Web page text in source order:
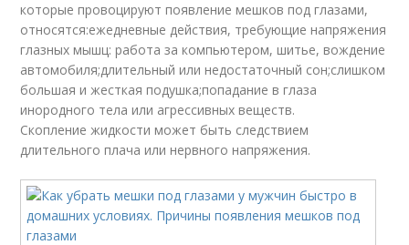
которые провоцируют появление мешков под глазами,
относятся:ежедневные действия, требующие напряжения
глазных мышц: работа за компьютером, шитье, вождение
автомобиля;длительный или недостаточный сон;слишком
большая и жесткая подушка;попадание в глаза
инородного тела или агрессивных веществ.
Скопление жидкости может быть следствием
длительного плача или нервного напряжения.